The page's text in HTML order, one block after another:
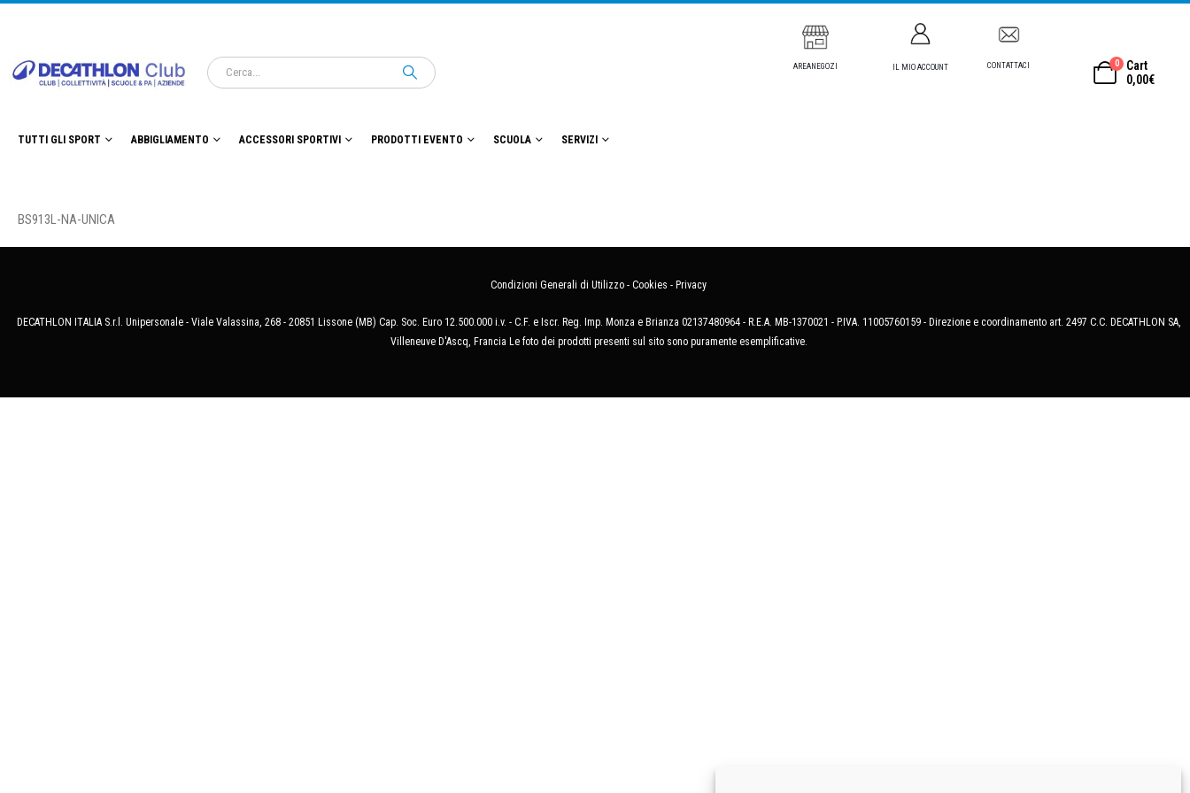
AREANEGOZI IL MIO ACCOUNT CONTATTACI 0
Cart
0,00€
TUTTI GLI SPORT ABBIGLIAMENTO ACCESSORI SPORTIVI PRODOTTI EVENTO SCUOLA SERVIZI
BS913L-NA-UNICA
Condizioni Generali di Utilizzo - Cookies - Privacy
DECATHLON ITALIA S.r.l. Unipersonale - Viale Valassina, 268 - 20851 Lissone (MB) Cap. Soc. Euro 12.500.000 i.v. - C.F. e Iscr. Reg. Imp. Monza e Brianza 02137480964 - R.E.A. MB-1370021 - P.IVA. 11005760159 - Direzione e coordinamento art. 2497 C.C. DECATHLON SA,
Villeneuve D'Ascq, Francia Le foto dei prodotti presenti sul sito sono puramente esemplificative.